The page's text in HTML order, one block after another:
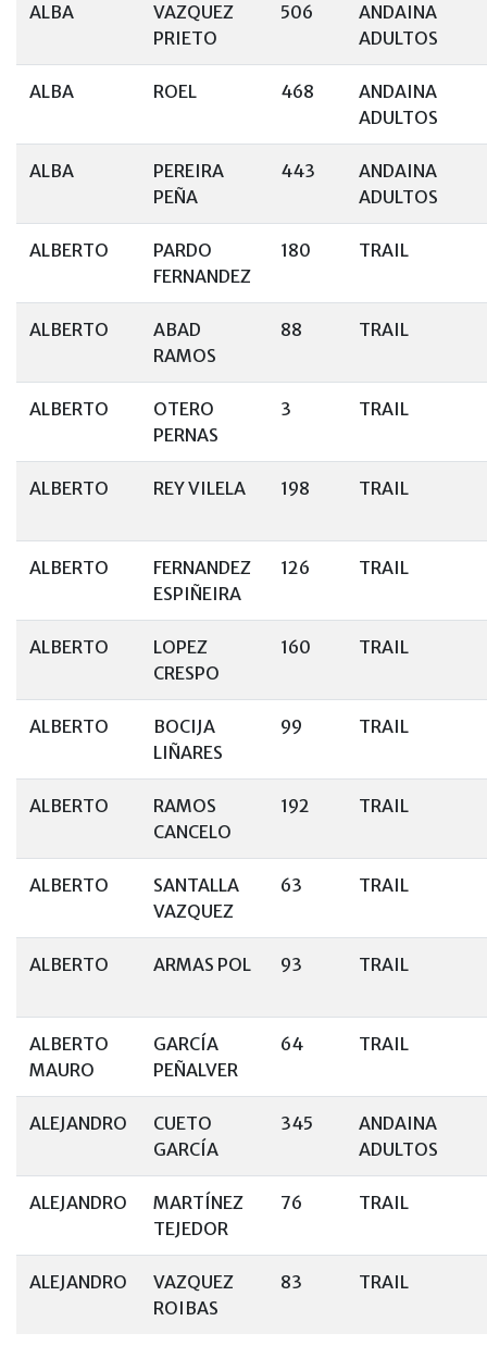
ALBA
VAZQUEZ
PRIETO
506
ANDAINA
ADULTOS
ALBA ROEL 468
ANDAINA
ADULTOS
ALBA
PEREIRA
PEÑA
443
ANDAINA
ADULTOS
ALBERTO
PARDO
FERNANDEZ
180 TRAIL
ALBERTO
ABAD
RAMOS
88 TRAIL
ALBERTO
OTERO
PERNAS
3 TRAIL
ALBERTO REY VILELA 198 TRAIL
ALBERTO
FERNANDEZ
ESPIÑEIRA
126 TRAIL
ALBERTO
LOPEZ
CRESPO
160 TRAIL
ALBERTO
BOCIJA
LIÑARES
99 TRAIL
ALBERTO
RAMOS
CANCELO
192 TRAIL
ALBERTO
SANTALLA
VAZQUEZ
63 TRAIL
ALBERTO ARMAS POL 93 TRAIL
ALBERTO
MAURO
GARCÍA
PEÑALVER
64 TRAIL
ALEJANDRO
CUETO
GARCÍA
345
ANDAINA
ADULTOS
ALEJANDRO
MARTÍNEZ
TEJEDOR
76 TRAIL
ALEJANDRO
VAZQUEZ
ROIBAS
83 TRAIL